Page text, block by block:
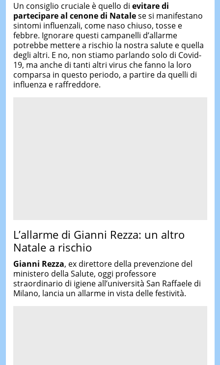
Un consiglio cruciale è quello di evitare di
partecipare al cenone di Natalese si manifestano
sintomi influenzali, come naso chiuso, tosse e
febbre. Ignorare questi campanelli d’allarme
potrebbe mettere a rischio la nostra salute e quella
degli altri. E no, non stiamo parlando solo di Covid-
19, ma anche di tanti altri virus che fanno la loro
comparsa in questo periodo, a partire da quelli di
influenza e raffreddore.
L’allarme di Gianni Rezza: un altro
Natale a rischio
Gianni Rezza, ex direttore della prevenzione del
ministero della Salute, oggi professore
straordinario di igiene all’università San Raffaele di
Milano, lancia un allarme in vista delle festività.